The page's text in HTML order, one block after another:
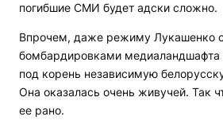
погибшие СМИ будет адски сложно.
Впрочем, даже режиму Лукашенко
бомбардировками медиаландшафта
под корень независимую
Она оказалась очень живучей. Так
ее рано.